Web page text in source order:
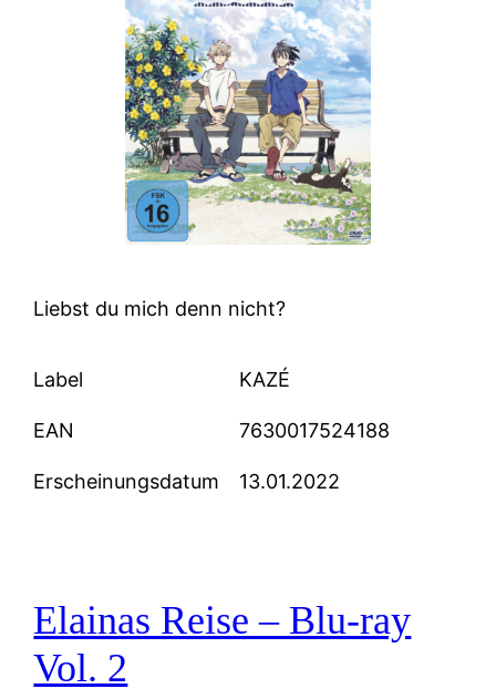
Liebst du mich denn nicht?
Label KAZÉ
EAN 7630017524188
Erscheinungsdatum 13.01.2022
Elainas Reise – Blu-ray
Vol. 2